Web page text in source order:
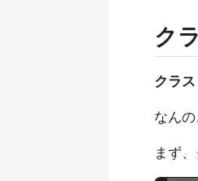
ク
クラス
なん
まず